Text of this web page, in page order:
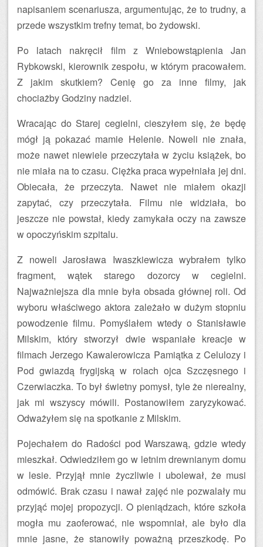
napisaniem scenariusza, argumentując, że to trudny, a
przede wszystkim trefny temat, bo żydowski.
Po latach nakręcił film z Wniebowstąpienia Jan
Rybkowski, kierownik zespołu, w którym pracowałem.
Z jakim skutkiem? Cenię go za inne filmy, jak
chociażby Godziny nadziei.
Wracając do Starej cegielni, cieszyłem się, że będę
mógł ją pokazać mamie Helenie. Noweli nie znała,
może nawet niewiele przeczytała w życiu książek, bo
nie miała na to czasu. Ciężka praca wypełniała jej dni.
Obiecała, że przeczyta. Nawet nie miałem okazji
zapytać, czy przeczytała. Filmu nie widziała, bo
jeszcze nie powstał, kiedy zamykała oczy na zawsze
w opoczyńskim szpitalu.
Z noweli Jarosława Iwaszkiewicza wybrałem tylko
fragment, wątek starego dozorcy w cegielni.
Najważniejsza dla mnie była obsada głównej roli. Od
wyboru właściwego aktora zależało w dużym stopniu
powodzenie filmu. Pomyślałem wtedy o Stanisławie
Milskim, który stworzył dwie wspaniałe kreacje w
filmach Jerzego Kawalerowicza Pamiątka z Celulozy i
Pod gwiazdą frygijską w rolach ojca Szczęsnego i
Czerwiaczka. To był świetny pomysł, tyle że nierealny,
jak mi wszyscy mówili. Postanowiłem zaryzykować.
Odważyłem się na spotkanie z Milskim.
Pojechałem do Radości pod Warszawą, gdzie wtedy
mieszkał. Odwiedziłem go w letnim drewnianym domu
w lesie. Przyjął mnie życzliwie i ubolewał, że musi
odmówić. Brak czasu i nawał zajęć nie pozwalały mu
przyjąć mojej propozycji. O pieniądzach, które szkoła
mogła mu zaoferować, nie wspomniał, ale było dla
mnie jasne, że stanowiły poważną przeszkodę. Po